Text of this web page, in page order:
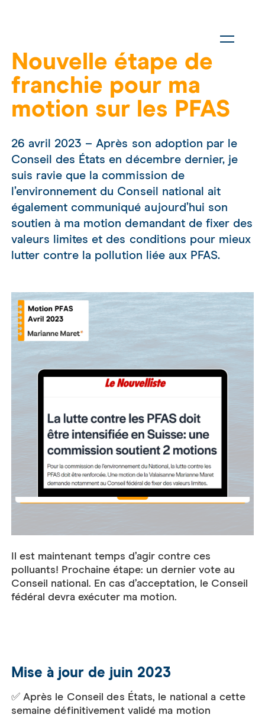
Nouvelle étape de
franchie pour ma
motion sur les PFAS
26 avril 2023 – Après son adoption par le
Conseil des États en décembre dernier, je
suis ravie que la commission de
l’environnement du Conseil national ait
également communiqué aujourd’hui son
soutien à ma motion demandant de fixer des
valeurs limites et des conditions pour mieux
lutter contre la pollution liée aux PFAS.
Il est maintenant temps d’agir contre ces
polluants! Prochaine étape: un dernier vote au
Conseil national. En cas d’acceptation, le Conseil
fédéral devra exécuter ma motion.
Mise à jour de juin 2023
✅ Après le Conseil des États, le national a cette
semaine définitivement validé ma motion